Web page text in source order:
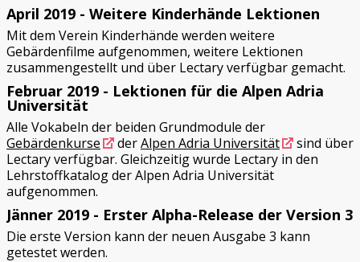
April 2019 - Weitere Kinderhände Lektionen
Mit dem Verein Kinderhände werden weitere
Gebärdenfilme aufgenommen, weitere Lektionen
zusammengestellt und über Lectary verfügbar gemacht.
Februar 2019 - Lektionen für die Alpen Adria
Universität
Alle Vokabeln der beiden Grundmodule der
Gebärdenkurse
derAlpen Adria Universität
sind über
Lectary verfügbar. Gleichzeitig wurde Lectary in den
Lehrstoffkatalog der Alpen Adria Universität
aufgenommen.
Jänner 2019 - Erster Alpha-Release der Version 3
Die erste Version kann der neuen Ausgabe 3 kann
getestet werden.